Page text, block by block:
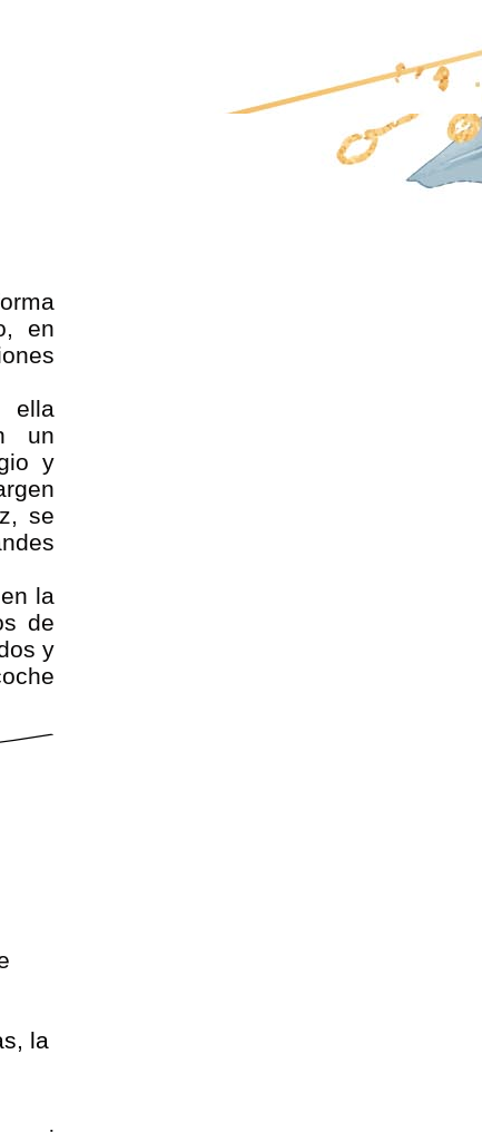
en
ella
un
y
se
la
de
y
la